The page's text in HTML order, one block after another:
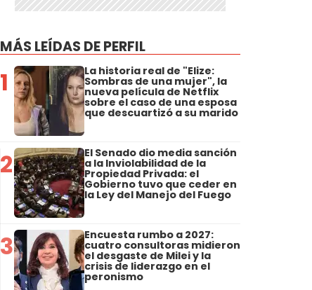
MÁS LEÍDAS DE PERFIL
1 La historia real de "Elize:
Sombras de una mujer", la
nueva película de Netflix
sobre el caso de una esposa
que descuartizó a su marido
2 El Senado dio media sanción
a la Inviolabilidad de la
Propiedad Privada: el
Gobierno tuvo que ceder en
la Ley del Manejo del Fuego
3 Encuesta rumbo a 2027:
cuatro consultoras midieron
el desgaste de Milei y la
crisis de liderazgo en el
peronismo